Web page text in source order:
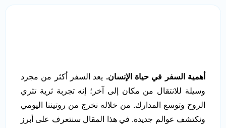
أهمية السفر في حياة الإنسان. يعد السفر أكثر من مجرد
وسيلة للانتقال من مكان إلى آخر؛ إنه تجربة ثرية تثري
الروح وتوسع المدارك. من خلاله نخرج من روتيننا اليومي
ونكتشف عوالم جديدة. في هذا المقال سنتعرف على أبرز